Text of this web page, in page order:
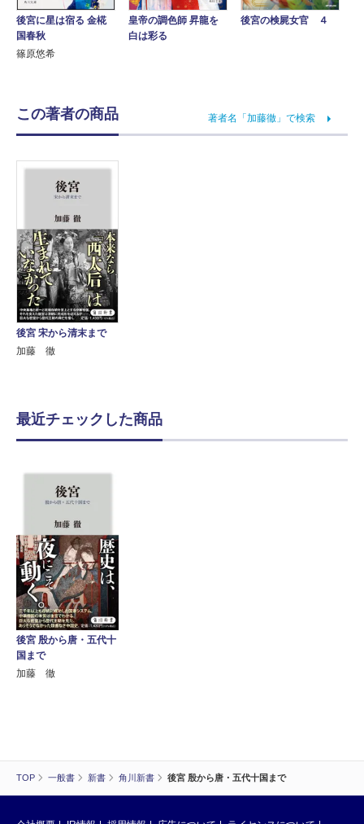
TOP 一般書 新書 角川新書 後宮 殷から唐・五代十国まで
後宮に星は宿る 金椛
国春秋
篠原悠希
皇帝の調色師 昇龍を
白は彩る
後宮の検屍女官 ４
この著者の商品 著者名「加藤徹」で検索
後宮 宋から清末まで
加藤 徹
最近チェックした商品
後宮 殷から唐・五代十
国まで
加藤 徹